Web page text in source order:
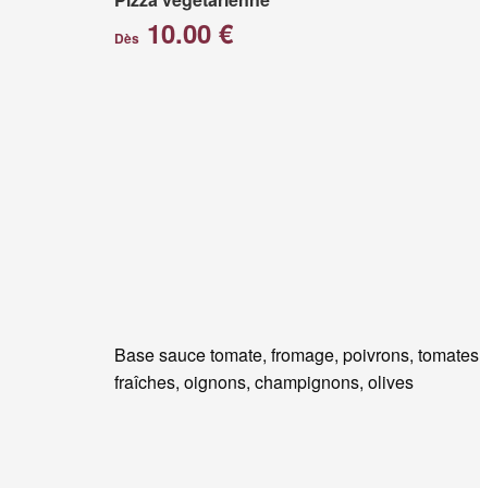
Dès10.00 €
Base sauce tomate, fromage, poivrons, tomates
fraîches, oignons, champignons, olives